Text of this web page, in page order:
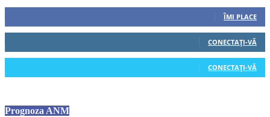
ÎMI PLACE
CONECTAȚI-VĂ
CONECTAȚI-VĂ
Prognoza ANM